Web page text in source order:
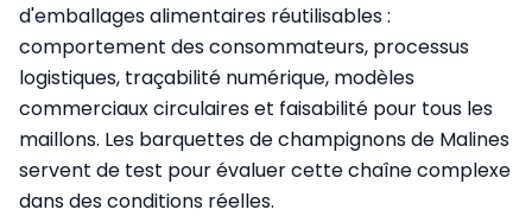
d'emballages alimentaires réutilisables :
comportement des consommateurs, processus
logistiques, traçabilité numérique, modèles
commerciaux circulaires et faisabilité pour tous les
maillons. Les barquettes de champignons de Malines
servent de test pour évaluer cette chaîne complexe
dans des conditions réelles.